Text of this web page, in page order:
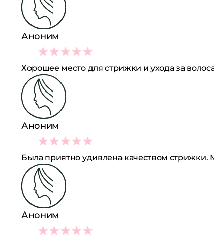
Аноним
5
Хорошее место для стрижки и ухода за
Аноним
5
Была приятно удивлена качеством стрижки.
Аноним
5